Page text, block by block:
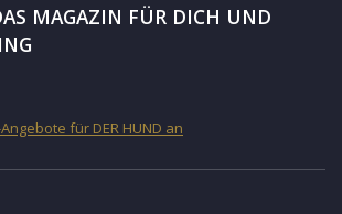
MAGAZIN FÜR DICH UND
für DER HUND an